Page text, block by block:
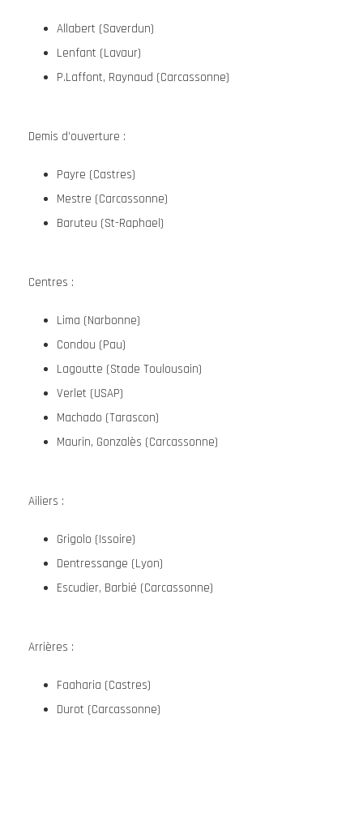
Allabert (Saverdun)
Lenfant (Lavaur)
P.Laffont, Raynaud (Carcassonne)
Demis d’ouverture :
Payre (Castres)
Mestre (Carcassonne)
Baruteu (St-Raphael)
Centres :
Lima (Narbonne)
Condou (Pau)
Lagoutte (Stade Toulousain)
Verlet (USAP)
Machado (Tarascon)
Maurin, Gonzalès (Carcassonne)
Ailiers :
Grigolo (Issoire)
Dentressange (Lyon)
Escudier, Barbié (Carcassonne)
Arrières :
Faaharia (Castres)
Durot (Carcassonne)